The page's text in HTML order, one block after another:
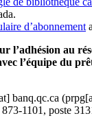
d’abonnement
l’adhésion au
l’équipe du
banq.qc.ca (
1101, poste